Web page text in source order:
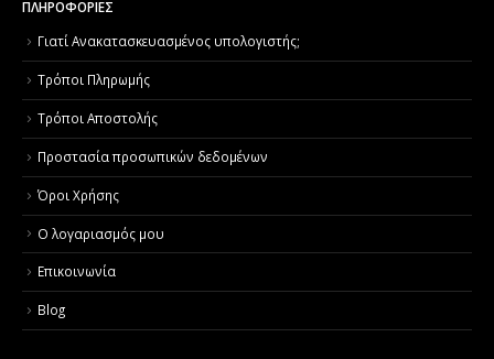
ΠΛΗΡΟΦΟΡΙΕΣ
Γιατί Aνακατασκευασμένος υπολογιστής;
Τρόποι Πληρωμής
Τρόποι Αποστολής
Προστασία προσωπικών δεδομένων
Όροι Χρήσης
Ο λογαριασμός μου
Επικοινωνία
Blog